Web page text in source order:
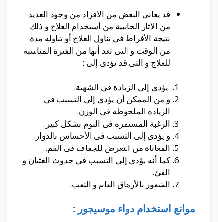
قد يعانى البعض من الافراد من وجود العديد
من الاثار الجانبية من أستخدام العلاج و ذلك
نتيجة الأفراط فى تناول العلاج أو تناوله مدة
من الوقت و التى تعد أنها من الفترة المناسبة
للعلاج و التى قد تؤدى إلى :
يؤدى إلى الزيادة فى الشهية.
و من الممكن أن يؤدى إلى التسبب فى
الزيادة الملحوظة فى الوزن.
الرغبة المستمرة فى النوم بشكل كبير.
و يؤدى إلى التسبب فى الأحساس بالدوار.
المعاناة من التعرض للجفاف فى الفم.
كما أنه يؤدى إلى التسبب فى حدوث الغثيان و
القئ.
الشعور بالأرهاق العام و التعب.
موانع استخدام دواء موسيجور :